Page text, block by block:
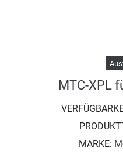
MTC-XPL
MARKE: